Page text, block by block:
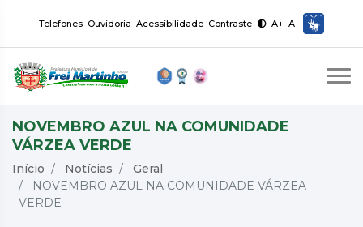
Telefones Ouvidoria Acessibilidade Contraste A+ A-
NOVEMBRO AZUL NA COMUNIDADE
VÁRZEA VERDE
Início Notícias
Geral
NOVEMBRO AZUL NA COMUNIDADE VÁRZEA
VERDE